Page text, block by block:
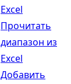
Excel
Прочитать
диапазон из
Excel
Добавить